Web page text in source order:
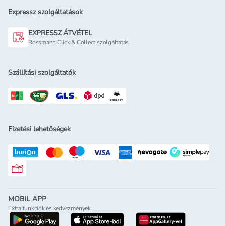
Expressz szolgáltatások
EXPRESSZ ÁTVÉTEL
Rossmann Click & Collect szolgáltatás
Szállítási szolgáltatók
Fizetési lehetőségek
Rossmann ajándékkártya
MOBIL APP
Extra funkciók és kedvezmények
letöltés a google-play-rölletöltés az app-store-ból
letöltés